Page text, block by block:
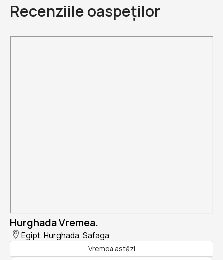
Recenziile oaspeților
Hurghada Vremea.
Egipt, Hurghada, Safaga
Vremea astăzi